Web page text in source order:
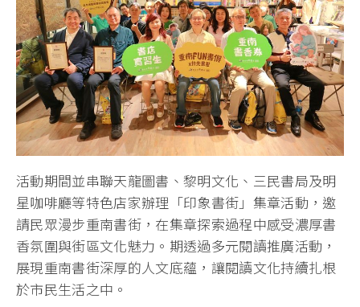
活動期間並串聯天龍圖書、黎明文化、三民書局及明
星咖啡廳等特色店家辦理「印象書街」集章活動，邀
請民眾漫步重南書街，在集章探索過程中感受濃厚書
香氛圍與街區文化魅力。期透過多元閱讀推廣活動，
展現重南書街深厚的人文底蘊，讓閱讀文化持續扎根
於市民生活之中。